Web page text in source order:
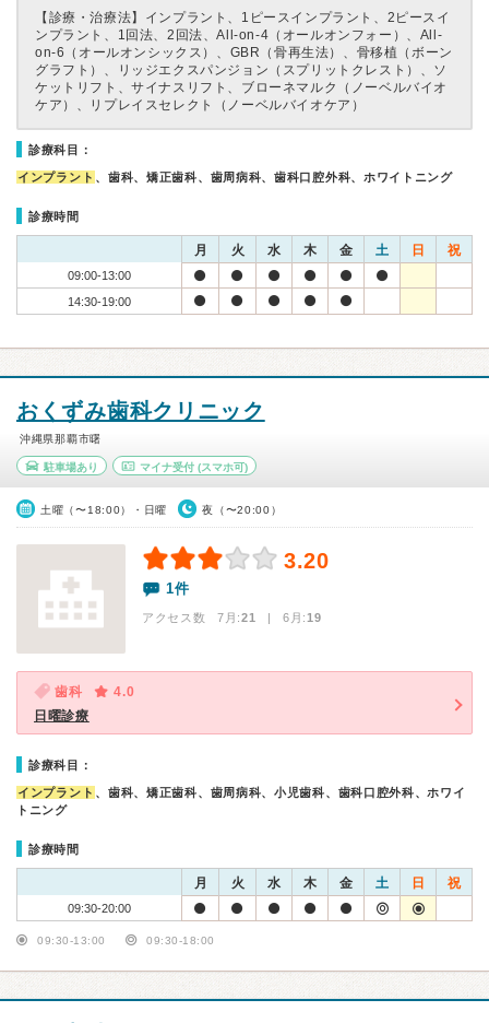
【診療・治療法】 インプラント、1ピースインプラント、2ピースイ
ンプラント、1回法、2回法、All-on-4（オールオンフォー）、All-
on-6（オールオンシックス）、GBR（骨再生法）、骨移植（ボーン
グラフト）、リッジエクスパンジョン（スプリットクレスト）、ソ
ケットリフト、サイナスリフト、ブローネマルク（ノーベルバイオ
ケア）、リプレイスセレクト（ノーベルバイオケア）
診療科目：
インプラント 、歯科、矯正歯科、歯周病科、歯科口腔外科、ホワイトニング
診療時間
月 火 水 木 金 土 日 祝
09:00-13:00
14:30-19:00
おくずみ歯科クリニック
沖縄県那覇市曙
駐車場あり マイナ受付(スマホ可)
土曜（〜18:00）・日曜 夜（〜20:00）
3.20
1件
アクセス数 7月:21 | 6月:19
歯科
4.0
日曜診療
診療科目：
インプラント 、歯科、矯正歯科、歯周病科、小児歯科、歯科口腔外科、ホワイ
トニング
診療時間
月 火 水 木 金 土 日 祝
09:30-20:00
09:30-13:00 09:30-18:00